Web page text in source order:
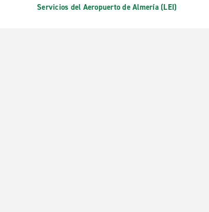
Servicios del Aeropuerto de Almería (LEI)